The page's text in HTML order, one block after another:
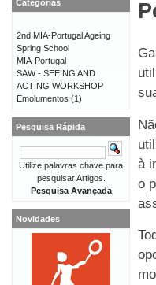
à
o
Categorias
2nd MIA-Portugal Ageing
Spring School
MIA-Portugal
SAW - SEEING AND
ACTING WORKSHOP
Emolumentos (1)
Pesquisa Rápida
Utilize palavras chave para
pesquisar Artigos.
Pesquisa Avançada
Novidades